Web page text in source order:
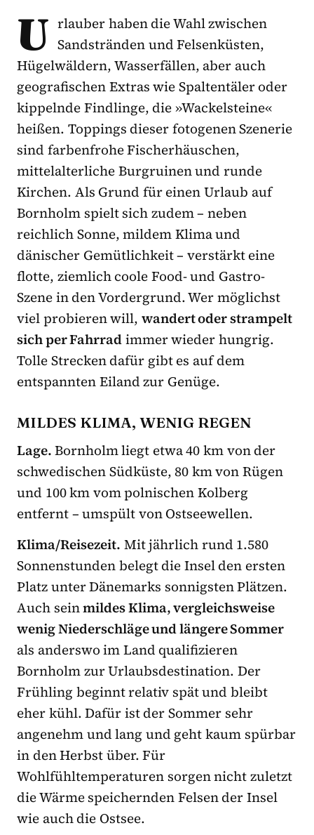
U rlauber haben die Wahl zwischen
Sandstränden und Felsenküsten,
Hügelwäldern, Wasserfällen, aber auch
geografischen Extras wie Spaltentäler oder
kippelnde Findlinge, die »Wackelsteine«
heißen. Toppings dieser fotogenen Szenerie
sind farbenfrohe Fischerhäuschen,
mittelalterliche Burgruinen und runde
Kirchen. Als Grund für einen Urlaub auf
Bornholm spielt sich zudem – neben
reichlich Sonne, mildem Klima und
dänischer Gemütlichkeit – verstärkt eine
flotte, ziemlich coole Food- und Gastro-
Szene in den Vordergrund. Wer möglichst
viel probieren will, wandert oder strampelt
sich per Fahrradimmer wieder hungrig.
Tolle Strecken dafür gibt es auf dem
entspannten Eiland zur Genüge.
MILDES KLIMA, WENIG REGEN
Lage.Bornholm liegt etwa 40 km von der
schwedischen Südküste, 80 km von Rügen
und 100 km vom polnischen Kolberg
entfernt – umspült von Ostseewellen.
Klima/Reisezeit. Mit jährlich rund 1.580
Sonnenstunden belegt die Insel den ersten
Platz unter Dänemarks sonnigsten Plätzen.
Auch seinmildes Klima, vergleichsweise
wenig Niederschläge und längere Sommer
als anderswo im Land qualifizieren
Bornholm zur Urlaubsdestination. Der
Frühling beginnt relativ spät und bleibt
eher kühl. Dafür ist der Sommer sehr
angenehm und lang und geht kaum spürbar
in den Herbst über. Für
Wohlfühltemperaturen sorgen nicht zuletzt
die Wärme speichernden Felsen der Insel
wie auch die Ostsee.